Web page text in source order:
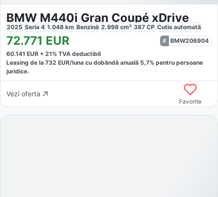
BMW M440i Gran Coupé xDrive
2025 Seria 4 1.048 km Benzină 2.998 cm³ 387 CP Cutie automată
72.771 EUR
BMW206904
60.141 EUR + 21% TVA deductibil
Leasing de la 732 EUR/luna cu dobăndă anuală 5,7% pentru persoane
juridice.
Vezi oferta
Favorite